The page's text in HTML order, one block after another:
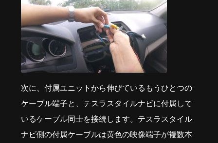
次に、付属ユニットから伸びているもうひとつの
ケーブル端子と、テスラスタイルナビに付属して
いるケーブル同士を接続します。テスラスタイル
ナビ側の付属ケーブルは黄色の映像端子が複数本